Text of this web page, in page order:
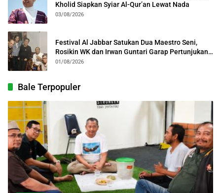
Kholid Siapkan Syiar Al-Qur’an Lewat Nada
03/08/2026
Festival Al Jabbar Satukan Dua Maestro Seni,
Rosikin WK dan Irwan Guntari Garap Pertunjukan
Kolosal
01/08/2026
Bale Terpopuler